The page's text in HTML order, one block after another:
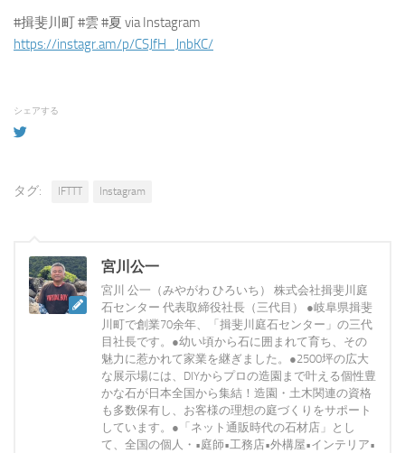
#揖斐川町 #雲 #夏 via Instagram
https://instagr.am/p/CSJfH_JnbKC/
シェアする
タグ: IFTTT Instagram
宮川公一
宮川 公一（みやがわ ひろいち） 株式会社揖斐川庭
石センター 代表取締役社長（三代目） ●岐阜県揖斐
川町で創業70余年、「揖斐川庭石センター」の三代
目社長です。●幼い頃から石に囲まれて育ち、その
魅力に惹かれて家業を継ぎました。●2500坪の広大
な展示場には、DIYからプロの造園まで叶える個性豊
かな石が日本全国から集結！造園・土木関連の資格
も多数保有し、お客様の理想の庭づくりをサポート
しています。●「ネット通販時代の石材店」とし
て、全国の個人・•庭師•工務店•外構屋•インテリア•